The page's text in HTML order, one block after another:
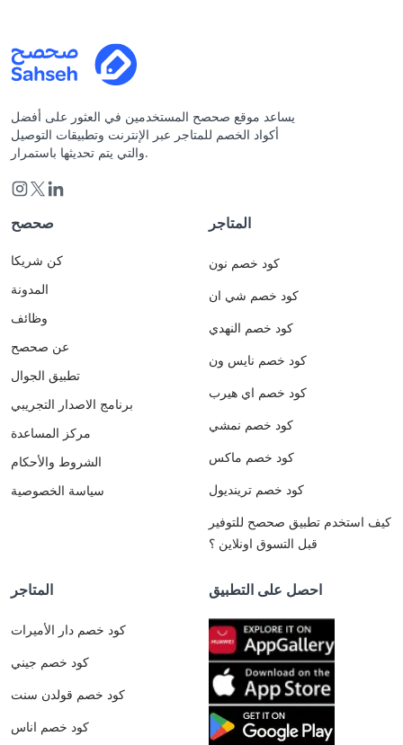
يساعد موقع صحصح المستخدمين في العثور على أفضل
أكواد الخصم للمتاجر عبر الإنترنت وتطبيقات التوصيل
والتي يتم تحديثها باستمرار.
صحصح
كن شريكا
المدونة
وظائف
عن صحصح
تطبيق الجوال
برنامج الاصدار التجريبي
مركز المساعدة
الشروط والأحكام
سياسة الخصوصية
المتاجر
كود خصم نون
كود خصم شي ان
كود خصم النهدي
كود خصم نايس ون
كود خصم اي هيرب
كود خصم نمشي
كود خصم ماكس
كود خصم ترينديول
كيف استخدم تطبيق صحصح للتوفير
قبل التسوق اونلاين ؟
المتاجر
كود خصم دار الأميرات
كود خصم جيني
كود خصم قولدن سنت
كود خصم اناس
احصل على التطبيق